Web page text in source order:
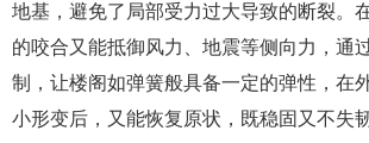
地基，避免了局部受力过大导致的断裂。
的咬合又能抵御风力、地震等侧向力，通
制，让楼阁如弹簧般具备一定的弹性，在
小形变后，又能恢复原状，既稳固又不失